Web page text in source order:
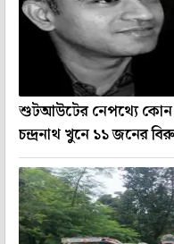
শুটআউটের নেপথ্যে কোন
চন্দ্রনাথ খুনে ১১ জনের